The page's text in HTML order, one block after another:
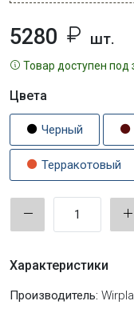
5280 шт.
Товар доступен под
Цвета
Черный
Терракотовый
Характеристики
Производитель: